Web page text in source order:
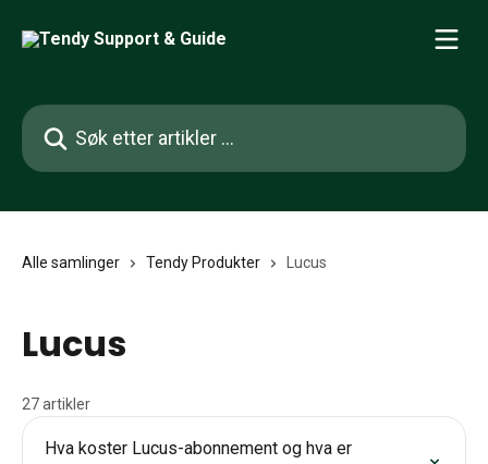
Søk etter artikler ...
Alle samlinger Tendy Produkter Lucus
Lucus
27 artikler
Hva koster Lucus-abonnement og hva er